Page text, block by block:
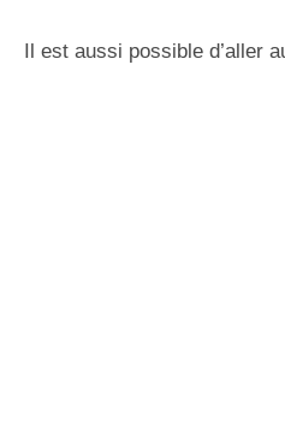
Il est aussi possible d’aller